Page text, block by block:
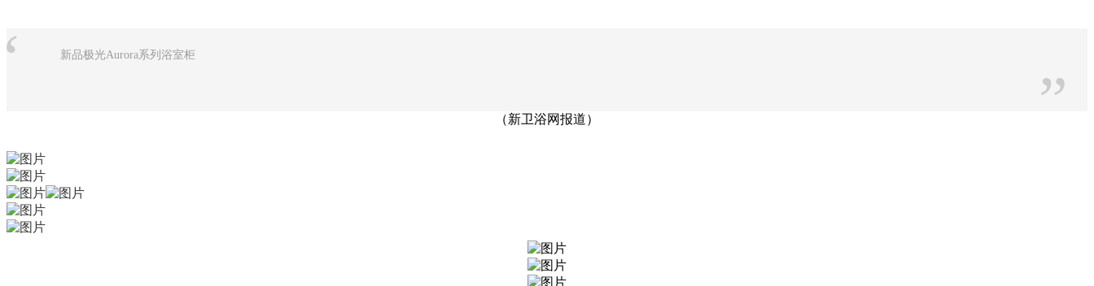
新品极光Aurora系列浴室柜
”
（新卫浴网报道）